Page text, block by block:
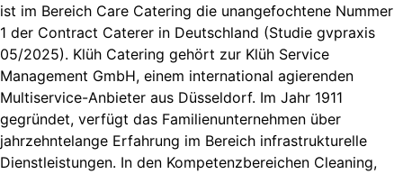
ist im Bereich Care Catering die unangefochtene Nummer
1 der Contract Caterer in Deutschland (Studie gvpraxis
05/2025). Klüh Catering gehört zur Klüh Service
Management GmbH, einem international agierenden
Multiservice-Anbieter aus Düsseldorf. Im Jahr 1911
gegründet, verfügt das Familienunternehmen über
jahrzehntelange Erfahrung im Bereich infrastrukturelle
Dienstleistungen. In den Kompetenzbereichen Cleaning,